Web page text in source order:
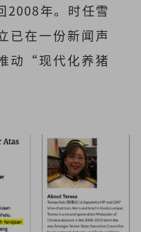
2008年。时任雪
已在一份新闻声
动“现代化养猪